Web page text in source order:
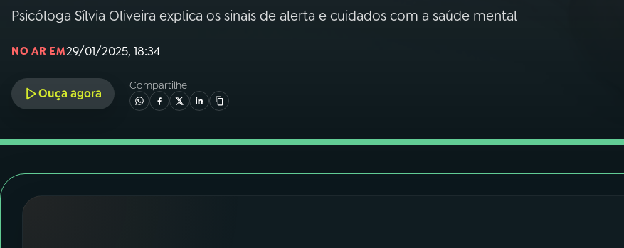
03PROGRAMAÇÃO
05PODCASTS
Psicóloga Sílvia Oliveira explica os sinais de alerta e cuidados com a saúde mental
NO AR EM29/01/2025, 18:34
Ouça agora
Compartilhe